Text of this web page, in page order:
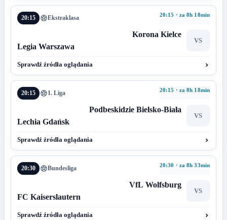
20:15 Ekstraklasa 20:15 · za 8h 18min
Korona Kielce
VS
Legia Warszawa
Sprawdź źródła oglądania
20:15 1. Liga 20:15 · za 8h 18min
Podbeskidzie Bielsko-Biała
VS
Lechia Gdańsk
Sprawdź źródła oglądania
20:30 Bundesliga 20:30 · za 8h 33min
VfL Wolfsburg
VS
FC Kaiserslautern
Sprawdź źródła oglądania